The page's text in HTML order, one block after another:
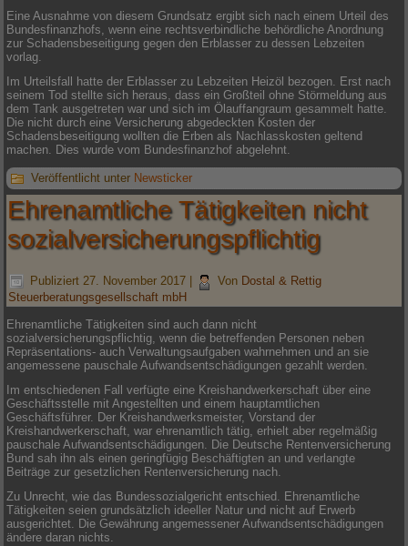
Eine Ausnahme von diesem Grundsatz ergibt sich nach einem Urteil des
Bundesfinanzhofs, wenn eine rechtsverbindliche behördliche Anordnung
zur Schadensbeseitigung gegen den Erblasser zu dessen Lebzeiten
vorlag.
Im Urteilsfall hatte der Erblasser zu Lebzeiten Heizöl bezogen. Erst nach
seinem Tod stellte sich heraus, dass ein Großteil ohne Störmeldung aus
dem Tank ausgetreten war und sich im Ölauffangraum gesammelt hatte.
Die nicht durch eine Versicherung abgedeckten Kosten der
Schadensbeseitigung wollten die Erben als Nachlasskosten geltend
machen. Dies wurde vom Bundesfinanzhof abgelehnt.
Veröffentlicht unter Newsticker
Ehrenamtliche Tätigkeiten nicht
sozialversicherungspflichtig
Publiziert 27. November 2017 Von Dostal & Rettig
Steuerberatungsgesellschaft mbH
Ehrenamtliche Tätigkeiten sind auch dann nicht
sozialversicherungspflichtig, wenn die betreffenden Personen neben
Repräsentations- auch Verwaltungsaufgaben wahrnehmen und an sie
angemessene pauschale Aufwandsentschädigungen gezahlt werden.
Im entschiedenen Fall verfügte eine Kreishandwerkerschaft über eine
Geschäftsstelle mit Angestellten und einem hauptamtlichen
Geschäftsführer. Der Kreishandwerksmeister, Vorstand der
Kreishandwerkerschaft, war ehrenamtlich tätig, erhielt aber regelmäßig
pauschale Aufwandsentschädigungen. Die Deutsche Rentenversicherung
Bund sah ihn als einen geringfügig Beschäftigten an und verlangte
Beiträge zur gesetzlichen Rentenversicherung nach.
Zu Unrecht, wie das Bundessozialgericht entschied. Ehrenamtliche
Tätigkeiten seien grundsätzlich ideeller Natur und nicht auf Erwerb
ausgerichtet. Die Gewährung angemessener Aufwandsentschädigungen
ändere daran nichts.